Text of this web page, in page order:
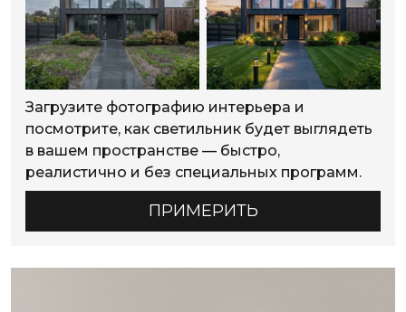
Загрузите фотографию интерьера и
посмотрите, как светильник будет выглядеть
в вашем пространстве — быстро,
реалистично и без специальных программ.
ПРИМЕРИТЬ